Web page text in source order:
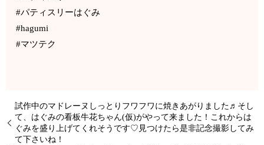
#パティスリーはぐみ
#hagumi
#マツテク
試作中のマドレーヌ しっとりフワフワに焼きあがりました♬ そし
て、はぐみの看板牛 花ちゃん(仮)がやって来ました！ これからは
ぐみを盛り上げてくれそうです♡ 見つけたら是非記念撮影してみ
て下さいね！